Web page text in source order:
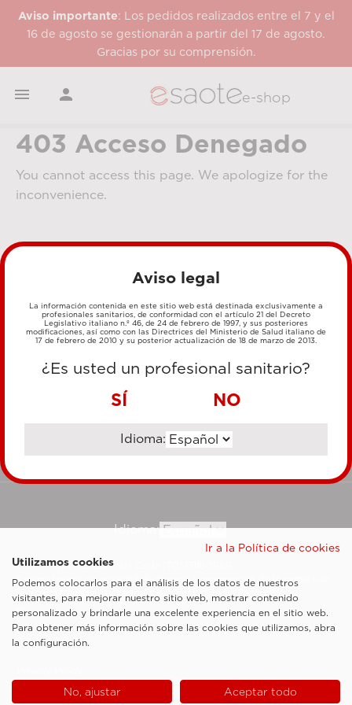
Aviso importante: Los pedidos realizados entre el 7 y el
16 de agosto se gestionarán a partir del 17 de agosto.
Gracias por su comprensión.
  e-shop
403 Acceso Denegado
You cannot access this page. We apologize for the
inconvenience.
MÉTODOS DE PAGO
TRANSFERENCIA BANCARIA
Idioma:
Esaote SpA ©2026 - Vat Code IT05131180969
Sociedad sujeta a la actividad de dirección y coordinación de Shanghai Luzi
Enterprise Management Consultancy Center (Limited Partnership)
Notas legales
Cookie Policy
Aviso legal
La información contenida en este sitio web está destinada exclusivamente a
profesionales sanitarios, de conformidad con el artículo 21 del Decreto
Legislativo italiano n.º 46, de 24 de febrero de 1997, y sus posteriores
modificaciones, así como con las Directrices del Ministerio de Salud italiano de
17 de febrero de 2010 y su posterior actualización de 18 de marzo de 2013.
¿Es usted un profesional sanitario?
SÍ NO
Idioma:
Ir a la Política de cookies
Utilizamos cookies
Podemos colocarlos para el análisis de los datos de nuestros
visitantes, para mejorar nuestro sitio web, mostrar contenido
personalizado y brindarle una excelente experiencia en el sitio web.
Para obtener más información sobre las cookies que utilizamos, abra
la configuración.
No, ajustar Aceptar todo